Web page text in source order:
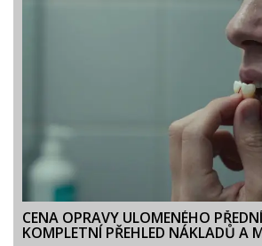
CENA OPRAVY ULOMENÉHO
KOMPLETNÍ PŘEHLED NÁKLADŮ A